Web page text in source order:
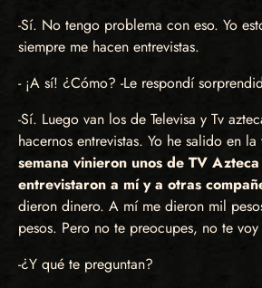
-Sí. No tengo problema con eso. Yo
siempre me hacen entrevistas.
- ¡A sí! ¿Cómo? -Le respondí
-Sí. Luego van los de Televisa y Tv
hacernos entrevistas. Yo he salido en
semana vinieron unos de TV
entrevistaron a mí y a otras
dieron dinero. A mí me dieron mil
pesos. Pero no te preocupes, no te
-¿Y qué te preguntan?